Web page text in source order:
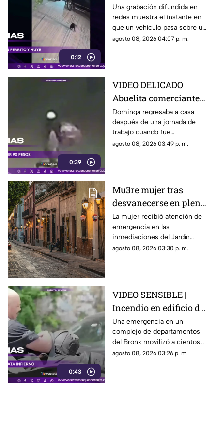
0:12
camioneta atropella a
un perro y conductor
escapa
Una grabación difundida en
redes muestra el instante en
que un vehículo pasa sobre un
perro y continúa su camino sin
agosto 08, 2026 04:07 p. m.
0:39
VIDEO DELICADO |
Abuelita comerciante
es as3sin4da en Puebla
por 90 pesos
Dominga regresaba a casa
después de una jornada de
trabajo cuando fue
interceptada por un hombre
agosto 08, 2026 03:49 p. m.
Mu3re mujer tras
desvanecerse en plena
vía pública en el Centro
Histórico de Querétaro
La mujer recibió atención de
emergencia en las
inmediaciones del Jardín
Corregidora, pero los
agosto 08, 2026 03:30 p. m.
0:43
VIDEO SENSIBLE |
Incendio en edificio de
Nueva York deja un
mu3rto y 14 heridos
Una emergencia en un
complejo de departamentos
del Bronx movilizó a cientos
de bomberos y dejó víctimas
agosto 08, 2026 03:26 p. m.